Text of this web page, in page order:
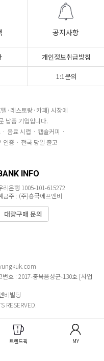
공지사항
개인정보취급방침
1:1문의
·레스토랑·카페) 시장에
납품 기업입니다.
음료 시럽 · 캡슐커피 ·
증 · 전국 당일 출고
INFO
리은행 1005-101-615272
금주 : (주)흥국에프엔비
대량구매 문의
호 : 2017-충북음성군-130호 [사업
비빌딩
RESERVED.
트렌드픽 MY